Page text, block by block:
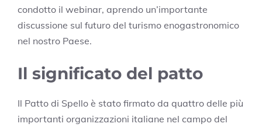
condotto il webinar, aprendo un’importante
discussione sul futuro del turismo enogastronomico
nel nostro Paese.
Il significato del patto
Il Patto di Spello è stato firmato da quattro delle più
importanti organizzazioni italiane nel campo del